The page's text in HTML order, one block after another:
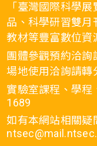
「臺灣國際科學
品、科學研習雙月
教材等豐富數位資
團體參觀預約洽
場地使用洽詢請轉
實驗室課程、學程
1689
如有本網站相關疑